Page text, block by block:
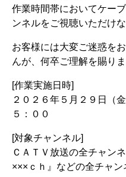
作業時間帯においてケー
ンネルをご視聴いただけ
お客様には大変ご迷惑を
んが、何卒ご理解を賜り
[作業実施日時]
２０２６年５月２９日
５：００
[対象チャンネル]
ＣＡＴＶ放送の全チャン
×××ｃｈ』などの全チャン